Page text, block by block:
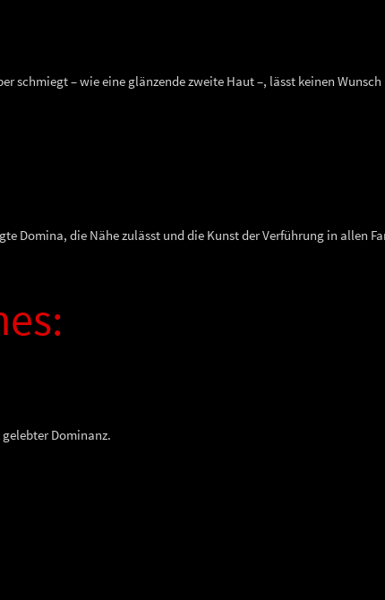
schmiegt – wie eine glänzende zweite Haut –, lässt keinen Wunsch
Domina, die Nähe zulässt und die Kunst der Verführung in allen
Dominanz.